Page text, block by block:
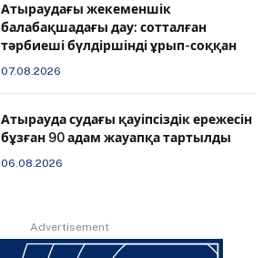
Атыраудағы жекеменшік
балабақшадағы дау: сотталған
тәрбиеші бүлдіршінді ұрып-соққан
07.08.2026
Атырауда судағы қауіпсіздік ережесін
бұзған 90 адам жауапқа тартылды
06.08.2026
Advertisement